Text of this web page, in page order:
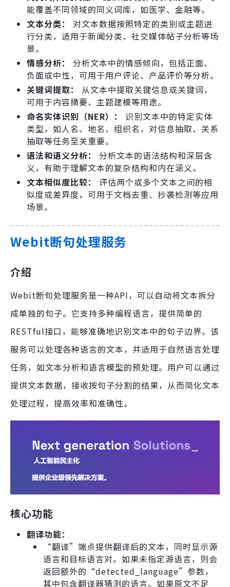
能覆盖不同领域的同义词库，如医学、金融等。
文本分类：
对文本数据按照特定的类别或主题进
行分类，适用于新闻分类、社交媒体帖子分析等场
景。
情感分析：
分析文本中的情感倾向，包括正面、
负面或中性，可用于用户评论、产品评价等分析。
关键词提取：
从文本中提取关键信息或关键词，
可用于内容摘要、主题建模等用途。
命名实体识别（NER）：
识别文本中的特定实体
类型，如人名、地名、组织名，对信息抽取、关系
抽取等任务至关重要。
语法和语义分析：
分析文本的语法结构和深层含
义，有助于理解文本的复杂结构和内在涵义。
文本相似度比较：
评估两个或多个文本之间的相
似度或差异度，可用于文档去重、抄袭检测等应用
场景。
Webit断句处理服务
介绍
Webit断句处理服务是一种API，可以自动将文本拆分
成单独的句子。它支持多种编程语言，提供简单的
RESTful接口，能够准确地识别文本中的句子边界。该
服务可以处理各种语言的文本，并适用于自然语言处理
任务，如文本分析和语言模型的预处理。用户可以通过
提供文本数据，接收按句子分割的结果，从而简化文本
处理过程，提高效率和准确性。
核心功能
翻译功能：
“翻译”端点提供翻译后的文本，同时显示源
语言和目标语言对。如果未指定源语言，则会
返回额外的“detected_language”参数，
其中包含翻译器猜测的语言。如果原文不足